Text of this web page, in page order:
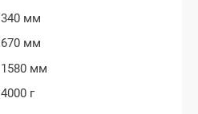
340 мм
670 мм
1580 мм
4000 г